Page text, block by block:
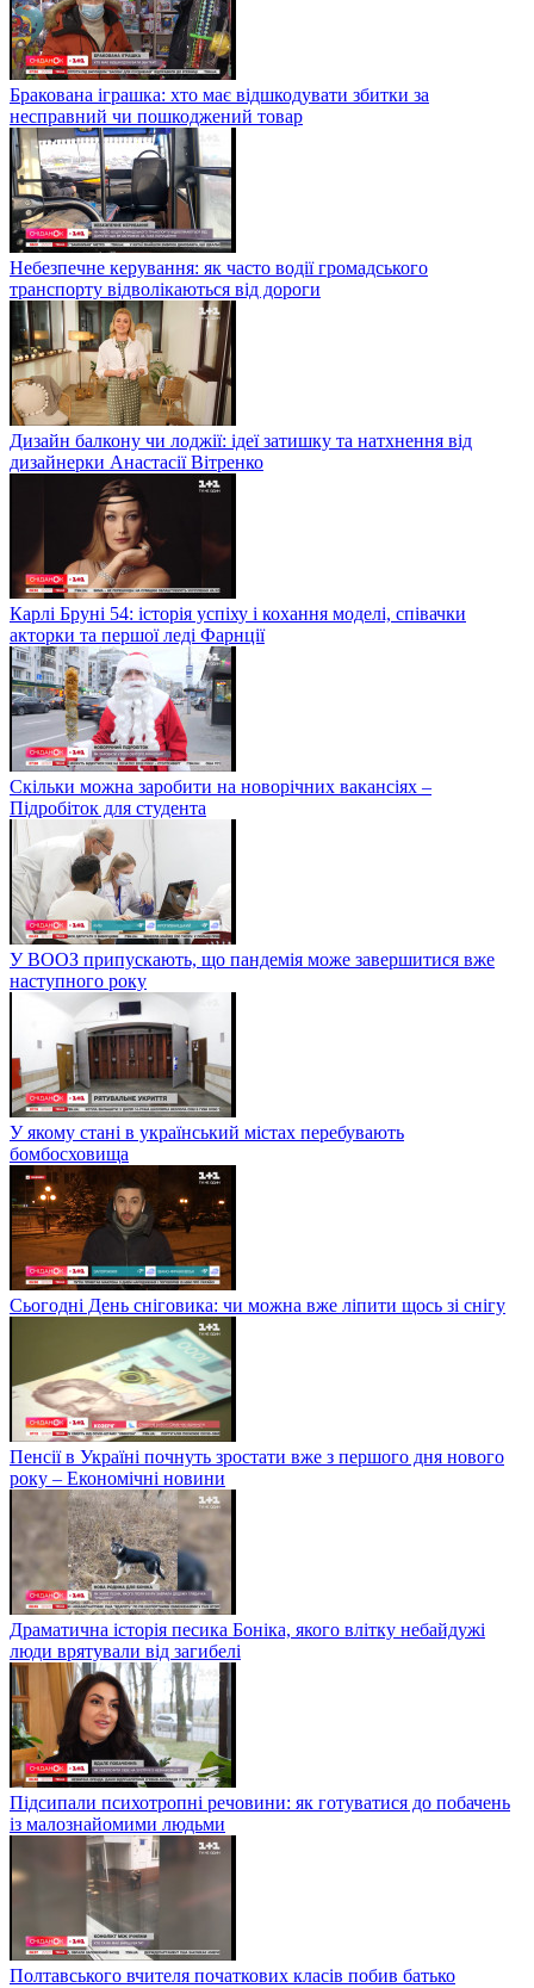
Бракована іграшка: хто має відшкодувати збитки за
несправний чи пошкоджений товар
Небезпечне керування: як часто водії громадського
транспорту відволікаються від дороги
Дизайн балкону чи лоджії: ідеї затишку та натхнення від
дизайнерки Анастасії Вітренко
Карлі Бруні 54: історія успіху і кохання моделі, співачки
акторки та першої леді Фарнції
Скільки можна заробити на новорічних вакансіях –
Підробіток для студента
У ВООЗ припускають, що пандемія може завершитися вже
наступного року
У якому стані в український містах перебувають
бомбосховища
Сьогодні День сніговика: чи можна вже ліпити щось зі снігу
Пенсії в Україні почнуть зростати вже з першого дня нового
року – Економічні новини
Драматична історія песика Боніка, якого влітку небайдужі
люди врятували від загибелі
Підсипали психотропні речовини: як готуватися до побачень
із малознайомими людьми
Полтавського вчителя початкових класів побив батько